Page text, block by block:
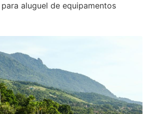
aluguel de equipamentos